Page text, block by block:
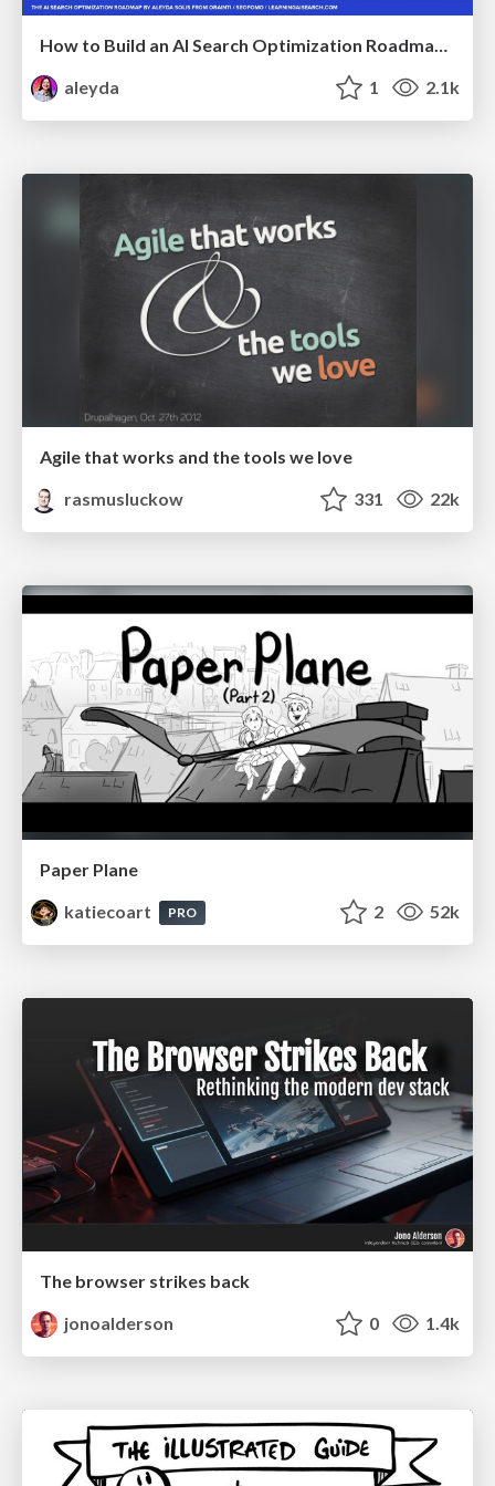
How to Build an AI Search Optimization Roadmap - Criteria and Steps to Take #SEOIRL
aleyda
1 2.1k
Agile that works and the tools we love
rasmusluckow
331 22k
Paper Plane
katiecoart
PRO 2 52k
The browser strikes back
jonoalderson
0 1.4k